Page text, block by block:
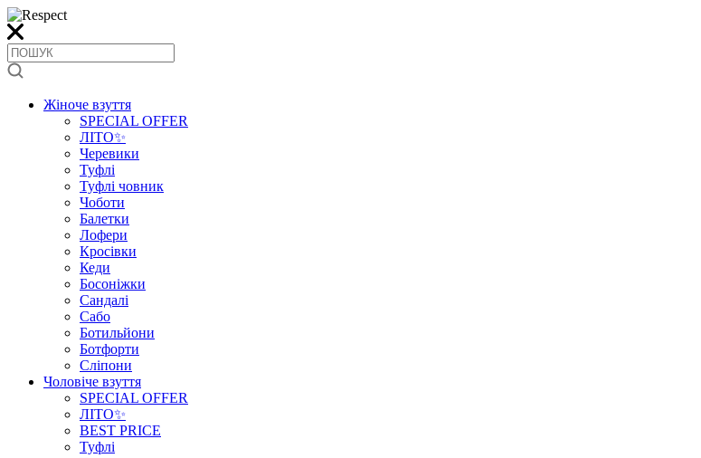
Жіноче взуття
SPECIAL OFFER
ЛІТО✨
Черевики
Туфлі
Туфлі човник
Чоботи
Балетки
Лофери
Кросівки
Кеди
Босоніжки
Сандалі
Сабо
Ботильйони
Ботфорти
Сліпони
Чоловіче взуття
SPECIAL OFFER
ЛІТО✨
BEST PRICE
Туфлі